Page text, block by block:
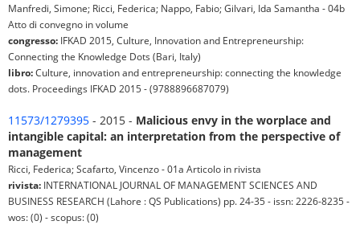
Manfredi, Simone; Ricci, Federica; Nappo, Fabio; Gilvari, Ida Samantha - 04b
Atto di convegno in volume
congresso: IFKAD 2015, Culture, Innovation and Entrepreneurship:
Connecting the Knowledge Dots (Bari, Italy)
libro:Culture, innovation and entrepreneurship: connecting the knowledge
dots. Proceedings IFKAD 2015 - (9788896687079)
11573/1279395 - 2015 - Malicious envy in the worplace and
intangible capital: an interpretation from the perspective of
management
Ricci, Federica; Scafarto, Vincenzo - 01a Articolo in rivista
rivista: INTERNATIONAL JOURNAL OF MANAGEMENT SCIENCES AND
BUSINESS RESEARCH (Lahore : QS Publications) pp. 24-35 - issn: 2226-8235 -
wos: (0) - scopus: (0)